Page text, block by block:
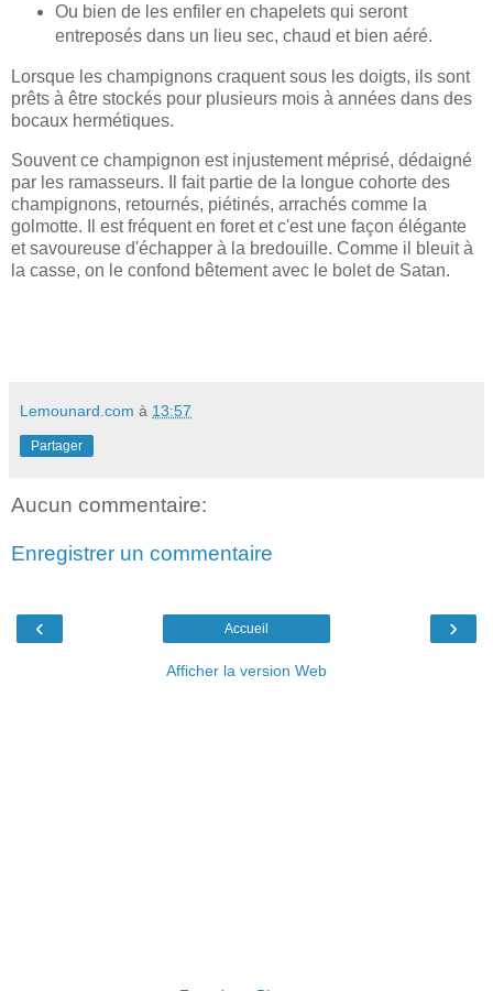
Ou bien de les enfiler en chapelets qui seront
entreposés dans un lieu sec, chaud et bien aéré.
Lorsque les champignons craquent sous les doigts, ils sont
prêts à être stockés pour plusieurs mois à années dans des
bocaux hermétiques.
Souvent ce champignon est injustement méprisé, dédaigné
par les ramasseurs. Il fait partie de la longue cohorte des
champignons, retournés, piétinés, arrachés comme la
golmotte. Il est fréquent en foret et c'est une façon élégante
et savoureuse d'échapper à la bredouille. Comme il bleuit à
la casse, on le confond bêtement avec le bolet de Satan.
Lemounard.com à 13:57
Partager
Aucun commentaire:
Enregistrer un commentaire
‹ ›
Accueil
Afficher la version Web